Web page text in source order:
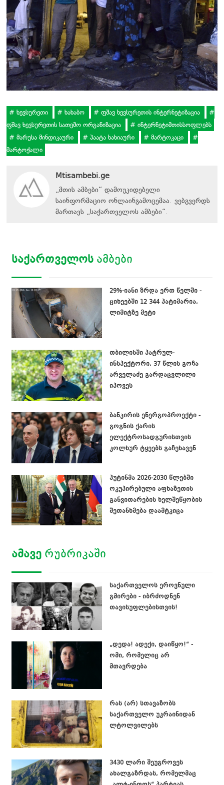
ხევსურეთი ხახაბო
ფშავ ხევსურეთის ინტერნეტიზაცია
ფშავ ხევსურეთის სათემო ორგანიზაცია
ინტერნეტიმთისსოფლებს
მარუსა მინდიკაური
პაატა ხახიაური
მარტოკაცი
მარტოქალი
Mtisambebi.ge
„მთის ამბები“ დამოუკიდებელი
საინფორმაციო ონლაინგამოცემაა. ვებგვერდს
მართავს „საქართველოს ამბები“.
ᲡᲐᲥᲐᲠᲗᲕᲔᲚᲝᲡ ᲐᲛᲑᲔᲑᲘ
29%-იანი ზრდა ერთ წელში -
ციხეებში 12 344 პატიმარია,
ლიმიტზე მეტი
თბილისში პატრულ-
ინსპექტორი, 37 წლის გოჩა
არველაძე გარდაცვლილი
იპოვეს
ბანკირის ენერგოპროექტი -
გოგნის ქარის
ელექტროსადგურისთვის
კოლხურ ტყეებს გაჩეხავენ
პუტინმა 2026-2030 წლებში
ოკუპირებული აფხაზეთის
განვითარების ხელშეწყობის
შეთანხმება დაამტკიცა
ᲐᲛᲐᲕᲔ ᲠᲣᲑᲠᲘᲙᲐᲨᲘ
საქართველოს ეროვნული
გმირები - იბრძოდნენ
თავისუფლებისთვის!
„დედა! ადექი, დაიწყო!“ -
ომი, რომელიც არ
მთავრდება
რას (არ) სთავაზობს
საქართველო უკრაინიდან
ლტოლვილებს
3430 ლარი შეუგროვეს
ახალგაზრდას, რომელმაც